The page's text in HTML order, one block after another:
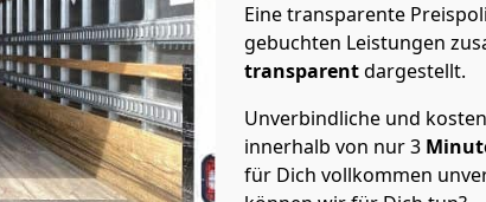
Eine transparente
gebuchten Leistungen
transparentdargestellt.
Unverbindliche und
innerhalb von nur3
für Dich vollkommen